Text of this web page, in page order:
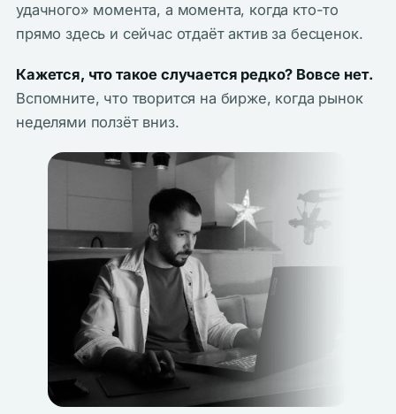
удачного» момента, а момента, когда кто-то
прямо здесь и сейчас отдаёт актив за бесценок.
Кажется, что такое случается редко? Вовсе нет.
Вспомните, что творится на бирже, когда рынок
неделями ползёт вниз.